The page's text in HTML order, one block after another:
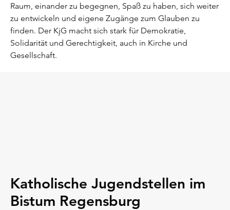
Raum, einander zu begegnen, Spaß zu haben, sich weiter
zu entwickeln und eigene Zugänge zum Glauben zu
finden. Der KjG macht sich stark für Demokratie,
Solidarität und Gerechtigkeit, auch in Kirche und
Gesellschaft.
Katholische Jugendstellen im
Bistum Regensburg